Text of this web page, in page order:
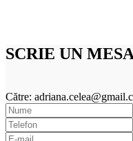
SCRIE UN
Către: